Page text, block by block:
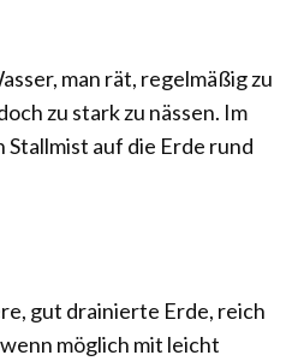
man rät, regelmäßig zu
zu stark zu nässen. Im
auf die Erde rund
gut drainierte Erde, reich
möglich mit leicht